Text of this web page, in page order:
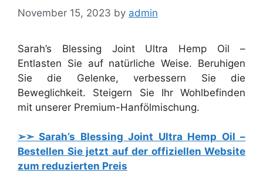
November 15, 2023 by admin
Sarah’s Blessing Joint Ultra Hemp Oil –
Entlasten Sie auf natürliche Weise. Beruhigen
Sie die Gelenke, verbessern Sie die
Beweglichkeit. Steigern Sie Ihr Wohlbefinden
mit unserer Premium-Hanfölmischung.
➢➣ Sarah’s Blessing Joint Ultra Hemp Oil –
Bestellen Sie jetzt auf der offiziellen Website
zum reduzierten Preis